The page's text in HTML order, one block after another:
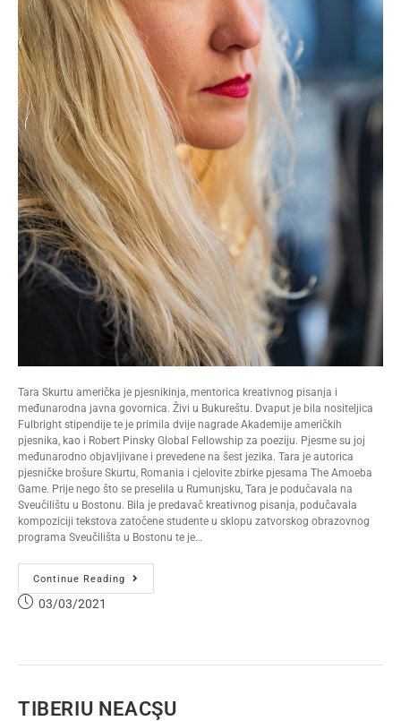
Tara Skurtu američka je pjesnikinja, mentorica kreativnog pisanja i
međunarodna javna govornica. Živi u Bukureštu. Dvaput je bila nositeljica
Fulbright stipendije te je primila dvije nagrade Akademije američkih
pjesnika, kao i Robert Pinsky Global Fellowship za poeziju. Pjesme su joj
međunarodno objavljivane i prevedene na šest jezika. Tara je autorica
pjesničke brošure Skurtu, Romania i cjelovite zbirke pjesama The Amoeba
Game. Prije nego što se preselila u Rumunjsku, Tara je podučavala na
Sveučilištu u Bostonu. Bila je predavač kreativnog pisanja, podučavala
kompoziciji tekstova zatočene studente u sklopu zatvorskog obrazovnog
programa Sveučilišta u Bostonu te je…
Continue Reading
03/03/2021
TIBERIU NEACŞU